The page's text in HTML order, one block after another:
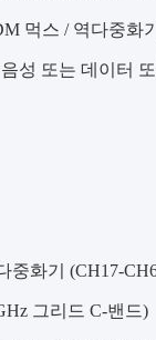
먹스 / 역다중화
성 또는 데이터
중화기 (CH17-
그리드 C-밴드)